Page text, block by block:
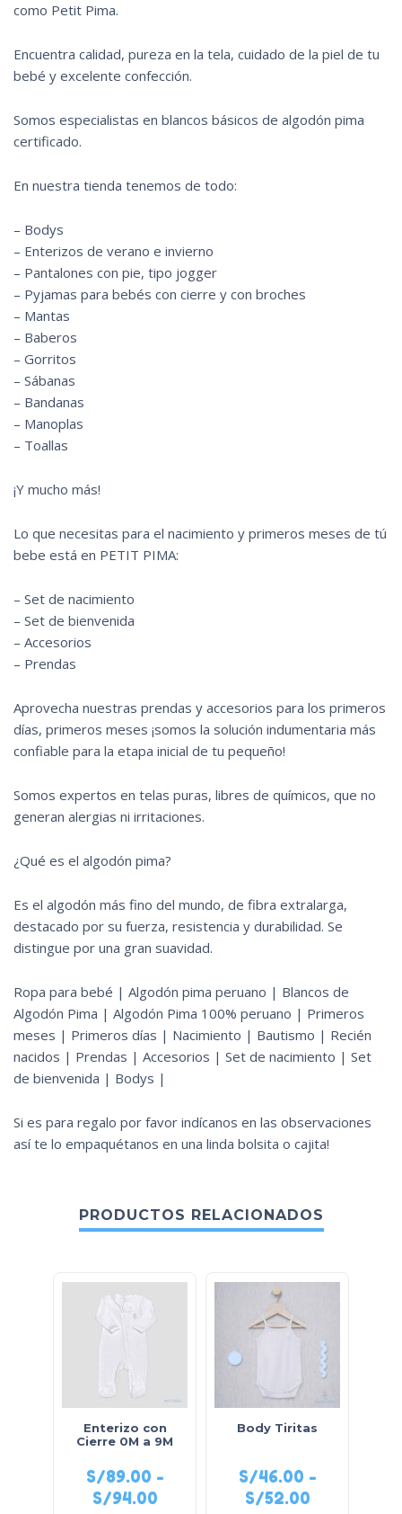
como Petit Pima.
Encuentra calidad, pureza en la tela, cuidado de la piel de tu
bebé y excelente confección.
Somos especialistas en blancos básicos de algodón pima
certificado.
En nuestra tienda tenemos de todo:
– Bodys
– Enterizos de verano e invierno
– Pantalones con pie, tipo jogger
– Pyjamas para bebés con cierre y con broches
– Mantas
– Baberos
– Gorritos
– Sábanas
– Bandanas
– Manoplas
– Toallas
¡Y mucho más!
Lo que necesitas para el nacimiento y primeros meses de tú
bebe está en PETIT PIMA:
– Set de nacimiento
– Set de bienvenida
– Accesorios
– Prendas
Aprovecha nuestras prendas y accesorios para los primeros
días, primeros meses ¡somos la solución indumentaria más
confiable para la etapa inicial de tu pequeño!
Somos expertos en telas puras, libres de químicos, que no
generan alergias ni irritaciones.
¿Qué es el algodón pima?
Es el algodón más fino del mundo, de fibra extralarga,
destacado por su fuerza, resistencia y durabilidad. Se
distingue por una gran suavidad.
Ropa para bebé | Algodón pima peruano | Blancos de
Algodón Pima | Algodón Pima 100% peruano | Primeros
meses | Primeros días | Nacimiento | Bautismo | Recién
nacidos | Prendas | Accesorios | Set de nacimiento | Set
de bienvenida | Bodys |
Si es para regalo por favor indícanos en las observaciones
así te lo empaquétanos en una linda bolsita o cajita!
PRODUCTOS RELACIONADOS
Enterizo con
Cierre 0M a 9M
S/89.00 -
S/94.00
Body Tiritas
S/46.00 -
S/52.00